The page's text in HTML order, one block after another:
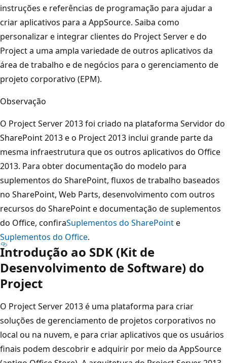
instruções e referências de programação para ajudar a
criar aplicativos para a AppSource. Saiba como
personalizar e integrar clientes do Project Server e do
Project a uma ampla variedade de outros aplicativos da
área de trabalho e de negócios para o gerenciamento de
projeto corporativo (EPM).
Observação
O Project Server 2013 foi criado na plataforma Servidor do
SharePoint 2013 e o Project 2013 inclui grande parte da
mesma infraestrutura que os outros aplicativos do Office
2013. Para obter documentação do modelo para
suplementos do SharePoint, fluxos de trabalho baseados
no SharePoint, Web Parts, desenvolvimento com outros
recursos do SharePoint e documentação de suplementos
do Office, confiraSuplementos do SharePointe
Suplementos do Office.
Introdução ao SDK (Kit de
Desenvolvimento de Software) do
Project
O Project Server 2013 é uma plataforma para criar
soluções de gerenciamento de projetos corporativos no
local ou na nuvem, e para criar aplicativos que os usuários
finais podem descobrir e adquirir por meio da AppSource